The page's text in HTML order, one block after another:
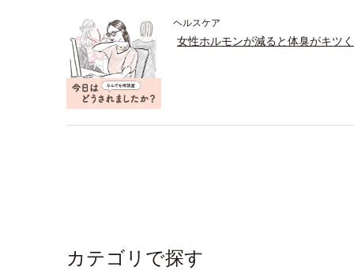
ヘルスケア
女性ホルモンが減ると体臭がキツ
カテゴリで探す